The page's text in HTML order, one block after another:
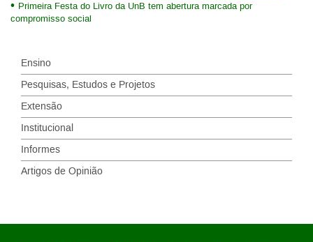
Primeira Festa do Livro da UnB tem abertura marcada por
compromisso social
Ensino
Pesquisas, Estudos e Projetos
Extensão
Institucional
Informes
Artigos de Opinião